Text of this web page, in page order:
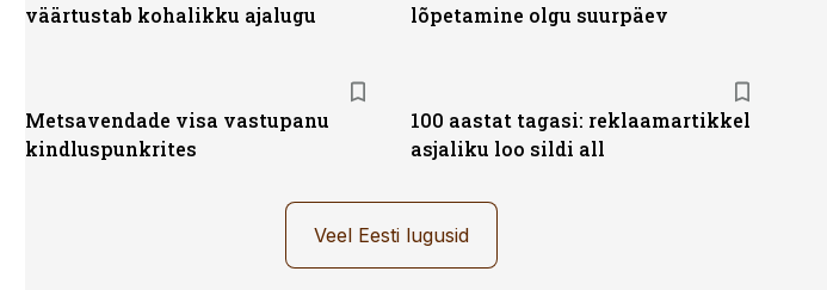
väärtustab kohalikku ajalugu
lõpetamine olgu suurpäev
Metsavendade visa vastupanu
kindluspunkrites
100 aastat tagasi: reklaamartikkel
asjaliku loo sildi all
Veel Eesti lugusid